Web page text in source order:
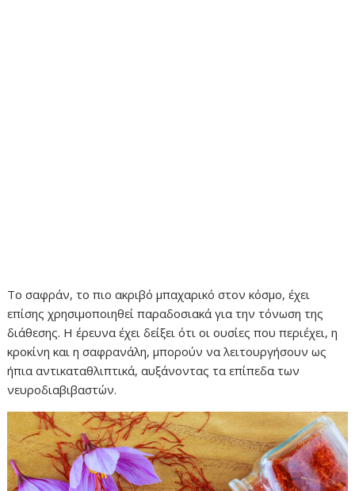
Το σαφράν, το πιο ακριβό μπαχαρικό στον κόσμο, έχει
επίσης χρησιμοποιηθεί παραδοσιακά για την τόνωση της
διάθεσης. Η έρευνα έχει δείξει ότι οι ουσίες που περιέχει, η
κροκίνη και η σαφρανάλη, μπορούν να λειτουργήσουν ως
ήπια αντικαταθλιπτικά, αυξάνοντας τα επίπεδα των
νευροδιαβιβαστών.